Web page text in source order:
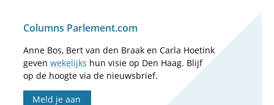
Columns Parlement.com
Anne Bos, Bert van den Braak en Carla Hoetink
geven wekelijks hun visie op Den Haag. Blijf
op de hoogte via de nieuwsbrief.
Meld je aan